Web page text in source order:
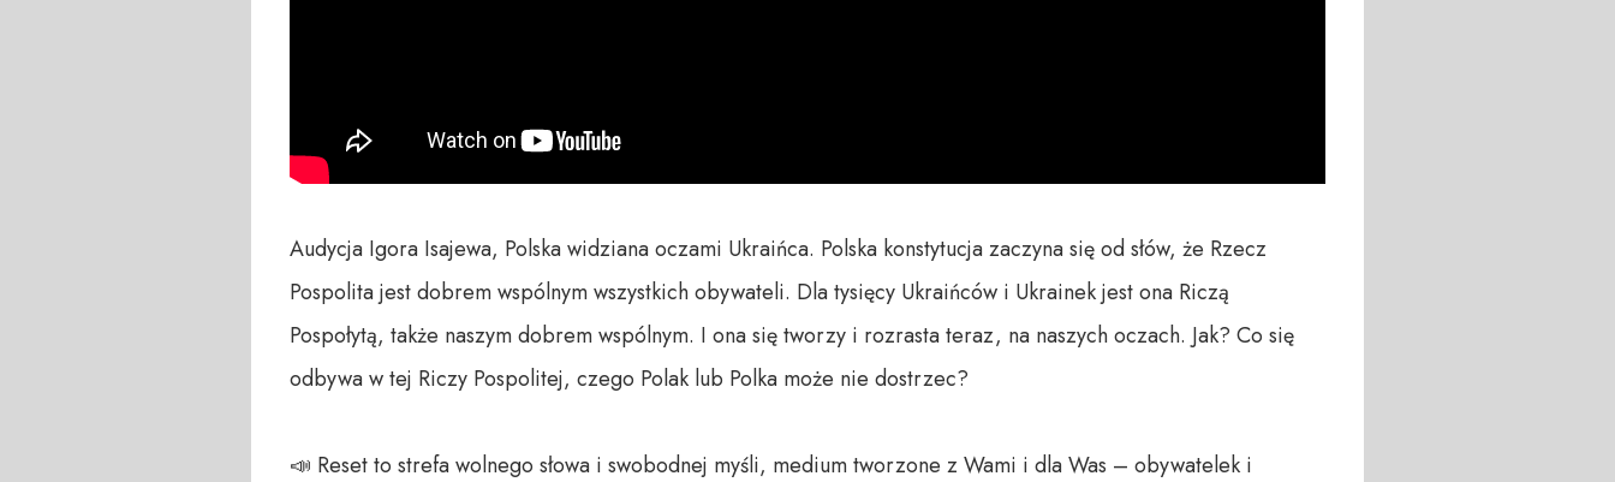
Audycja Igora Isajewa, Polska widziana oczami Ukraińca. Polska konstytucja zaczyna się od słów, że Rzecz
Pospolita jest dobrem wspólnym wszystkich obywateli. Dla tysięcy Ukraińców i Ukrainek jest ona Riczą
Pospołytą, także naszym dobrem wspólnym. I ona się tworzy i rozrasta teraz, na naszych oczach. Jak? Co się
odbywa w tej Riczy Pospolitej, czego Polak lub Polka może nie dostrzec?
📣 Reset to strefa wolnego słowa i swobodnej myśli, medium tworzone z Wami i dla Was – obywatelek i